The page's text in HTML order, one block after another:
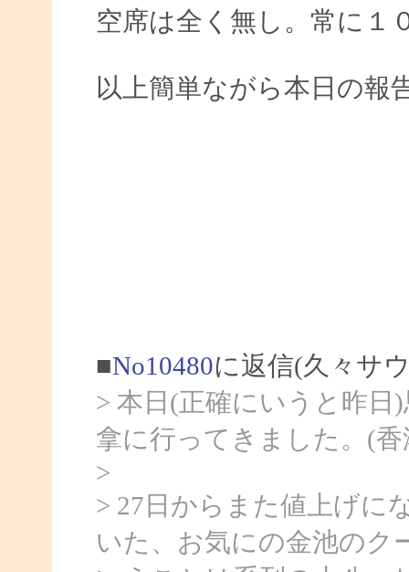
空席は全く無し。常に１
以上簡単ながら本日の報
■No10480に返信(久々サ
> 本日(正確にいうと昨日
拿に行ってきました。(
>
> 27日からまた値上げに
いた、お気にの金池のク